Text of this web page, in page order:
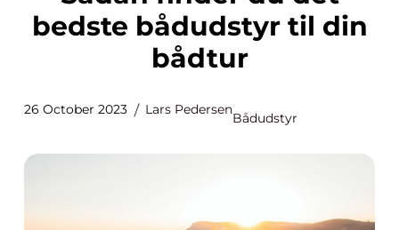
bedste bådudstyr til din
bådtur
26 October 2023 Lars Pedersen
Bådudstyr